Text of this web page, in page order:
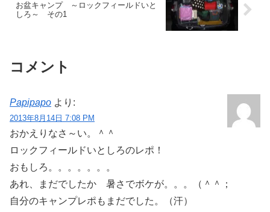
お盆キャンプ ～ロックフィールドいと
しろ～ その1
コメント
Papipapo より:
2013年8月14日 7:08 PM
おかえりなさ～い。＾＾
ロックフィールドいとしろのレポ！
おもしろ。。。。。。。
あれ、まだでしたか 暑さでボケが。。。（＾＾；
自分のキャンプレポもまだでした。（汗）